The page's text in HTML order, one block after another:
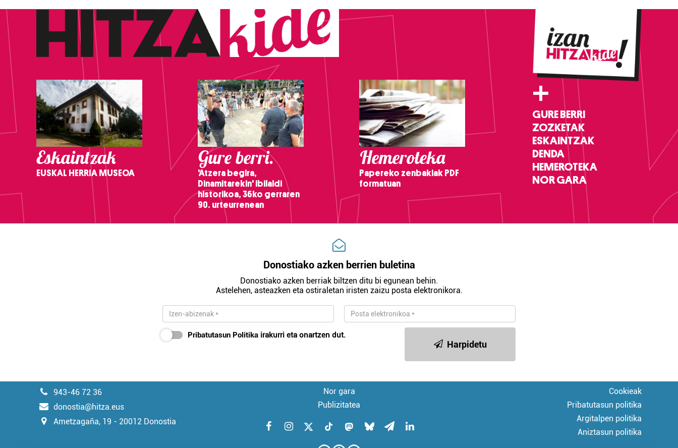
Eskaintzak
EUSKAL HERRIA MUSEOA
Gure berri.
'Atzera begira,
Dinamitarekin' ibilaldi
historikoa, 36ko gerraren
90. urteurrenean
Hemeroteka
Papereko zenbakiak PDF
formatuan
+
GURE BERRI
ZOZKETAK
ESKAINTZAK
DENDA
HEMEROTEKA
NOR GARA
Donostiako azken berrien buletina
Donostiako azken berriak biltzen ditu bi egunean behin.
Astelehen, asteazken eta ostiraletan iristen zaizu posta elektronikora.
Pribatutasun Politika irakurri eta onartzen dut.
Harpidetu
943-46 72 36
donostia@hitza.eus
Ametzagaña, 19 - 20012 Donostia
Nor gara
Publizitatea
Cookieak
Pribatutasun politika
Argitalpen politika
Aniztasun politika